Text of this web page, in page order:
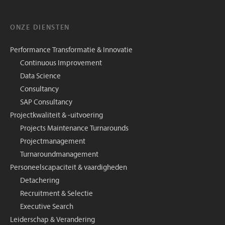
ONZE DIENSTEN
Performance Transformatie & Innovatie
Continuous Improvement
Data Science
Consultancy
SAP Consultancy
Projectkwaliteit & -uitvoering
Projects Maintenance Turnarounds
Projectmanagement
Turnaroundmanagement
Personeelscapaciteit & vaardigheden
Detachering
Recruitment & Selectie
Executive Search
Leiderschap & Verandering